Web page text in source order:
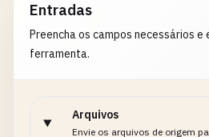
Entradas
Preencha os campos necessários e
ferramenta.
Arquivos
Envie os arquivos de origem